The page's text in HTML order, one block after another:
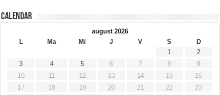
Calendar
august 2026
L
Ma Mi J V S
D
1
2
3
4 5 6 7 8
9
10
11 12 13 14 15
16
17
18 19 20 21 22
23